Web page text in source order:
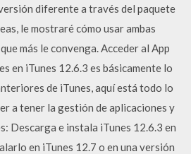
diferente a través del paquete
le mostraré cómo usar ambas
más le convenga. Acceder al App
en iTunes 12.6.3 es básicamente lo
de iTunes, aquí está todo lo
a tener la gestión de aplicaciones y
Descarga e instala iTunes 12.6.3 en
en iTunes 12.7 o en una versión